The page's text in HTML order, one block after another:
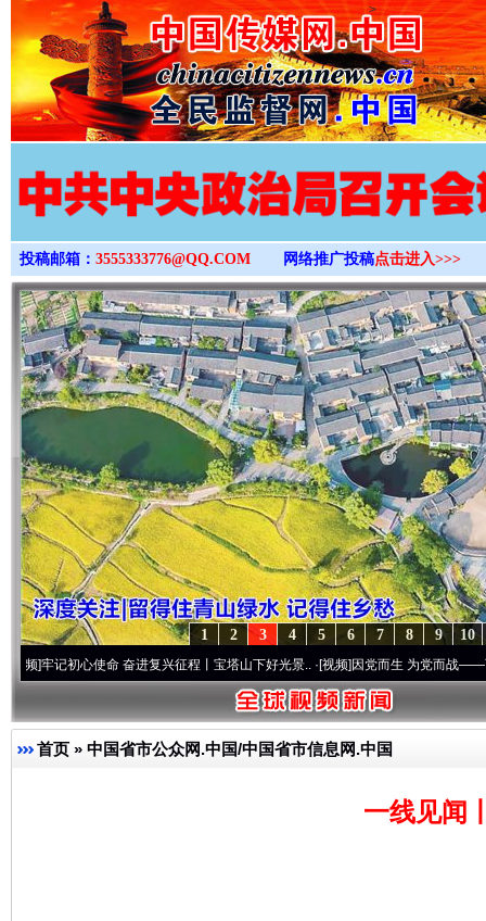
>
投稿邮箱： 3555333776@QQ.COM 网络推广投稿点击进入>>>
10
9
8
7
6
5
4
3
2
1
心使命 奋进复兴征程丨宝塔山下好光景..·[视频]因党而生 为党而战——百年“纪”事⑧
首页 » 中国省市公众网.中国/中国省市信息网.中国
一线见闻